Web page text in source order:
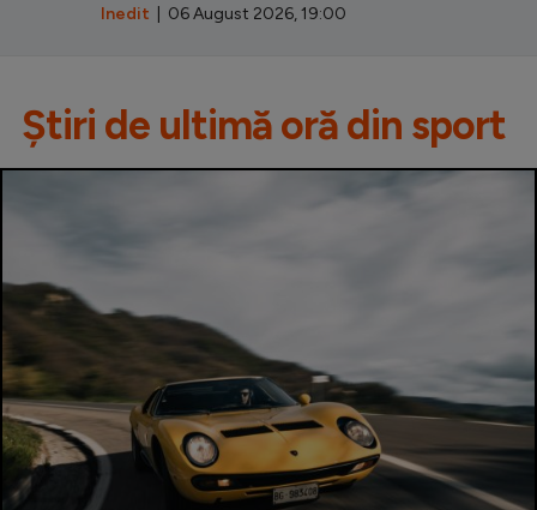
Inedit | 06 August 2026, 19:00
Știri de ultimă oră din sport